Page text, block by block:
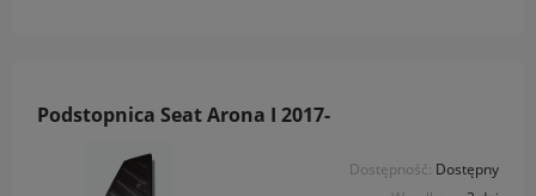
Podstopnica Seat Arona I 2017-
Dostępność: Dostępny